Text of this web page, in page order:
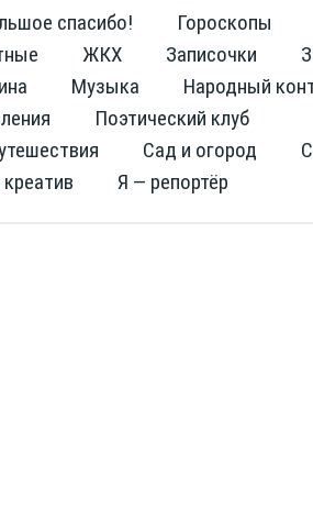
спасибо!
Гороскопы
ЖКХ Записочки
Музыка
Народный
Поэтический клуб
Сад и огород
Я — репортёр